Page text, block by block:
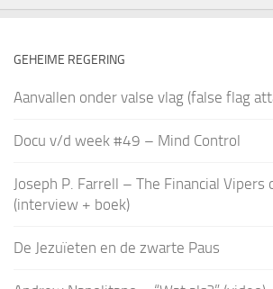
GEHEIME REGERING
Aanvallen onder valse vlag (false flag
Docu v/d week #49 – Mind Control
Joseph P. Farrell – The Financial Vipers
(interview + boek)
De Jezuïeten en de zwarte Paus